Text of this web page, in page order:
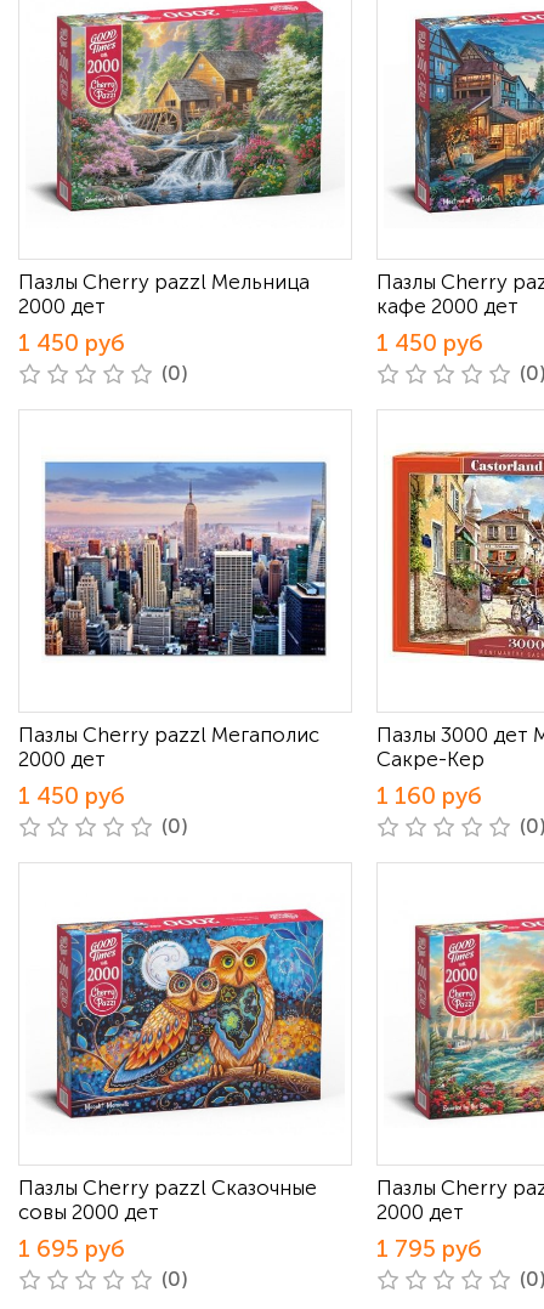
Пазлы Cherry pazzl Мельница
2000 дет
1 450 руб
(0)
Пазлы Cherry
кафе 2000 дет
1 450 руб
Пазлы Cherry pazzl Мегаполис
2000 дет
1 450 руб
(0)
Пазлы 3000 дет
Сакре-Кер
1 160 руб
Пазлы Cherry pazzl Сказочные
совы 2000 дет
1 695 руб
(0)
Пазлы Cherry
2000 дет
1 795 руб